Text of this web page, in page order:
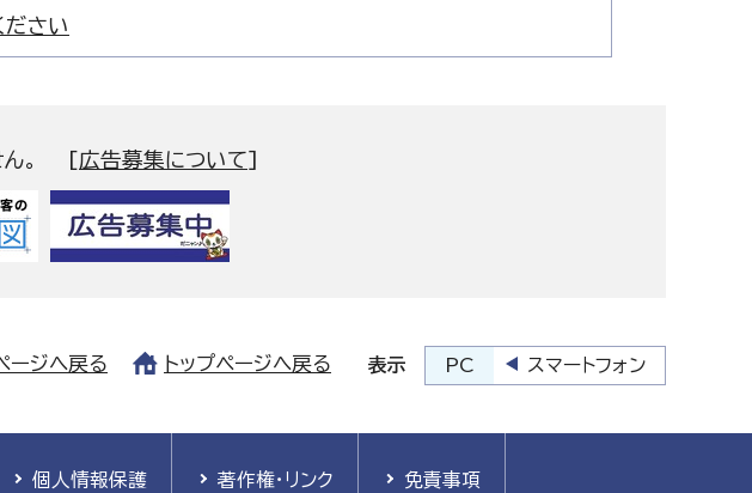
ださい
。 [広告募集について]
ージへ戻る トップページへ戻る 表示 PC スマートフォン
個人情報保護 著作権・リンク 免責事項